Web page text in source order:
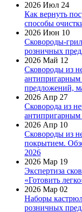
2026 Июл 24
Как вернуть
способы
2026 Июн 10
Сковороды-
розничных
2026 Май 12
Сковороды из
предложений,
2026 Апр 27
Сковорода из
антипригарным
2026 Апр 10
Сковороды из
покрытием.
2026
2026 Мар 19
Экспертиза
«Готовить
2026 Мар 02
Наборы
розничных